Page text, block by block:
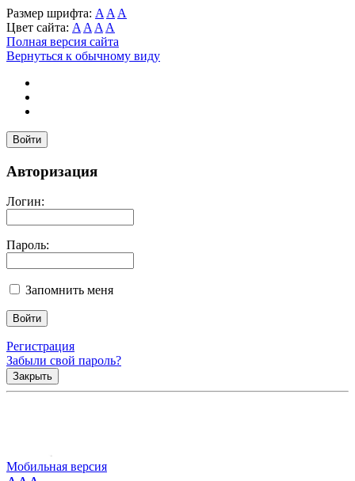
Размер шрифта: A A A
Цвет сайта: A A A A
Полная версия сайта
Вернуться к обычному виду
Войти
Авторизация
Логин:
Пароль:
Запомнить меня
Регистрация
Забыли свой пароль?
Закрыть
Мобильная версия